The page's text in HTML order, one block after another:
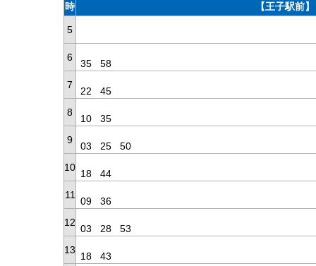
時 【王子駅前
5
6
35
58
7
22
45
8
10
35
9
03 25
50
10
18
44
11
09
36
12
03 28
53
13
18
43